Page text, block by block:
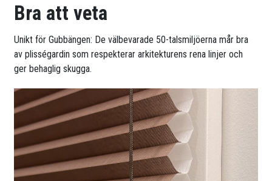
Bra att veta
Unikt för Gubbängen: De välbevarade 50-talsmiljöerna mår bra
av plisségardin som respekterar arkitekturens rena linjer och
ger behaglig skugga.